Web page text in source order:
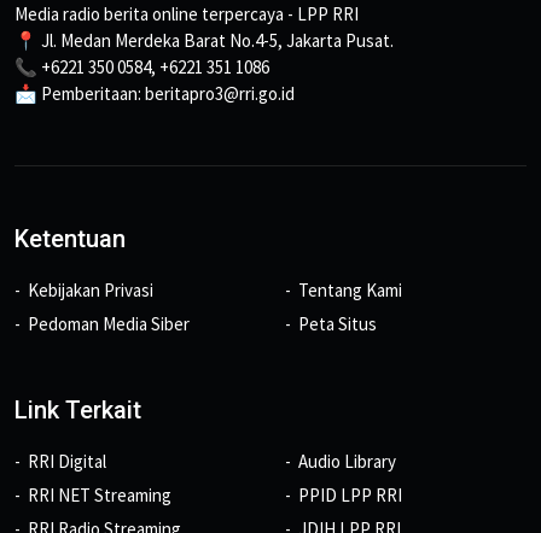
Media radio berita online terpercaya - LPP RRI
📍 Jl. Medan Merdeka Barat No.4-5, Jakarta Pusat.
📞 +6221 350 0584, +6221 351 1086
📩 Pemberitaan: beritapro3@rri.go.id
Ketentuan
Kebijakan Privasi
Pedoman Media Siber
Tentang Kami
Peta Situs
Link Terkait
RRI Digital
RRI NET Streaming
RRI Radio Streaming
Audio Library
PPID LPP RRI
JDIH LPP RRI